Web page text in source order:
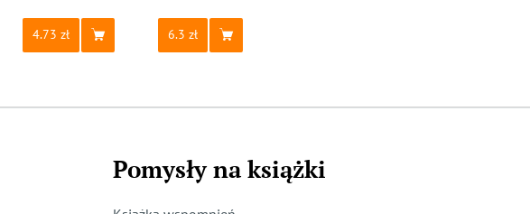
4.73 6.3
Pomysły na książki